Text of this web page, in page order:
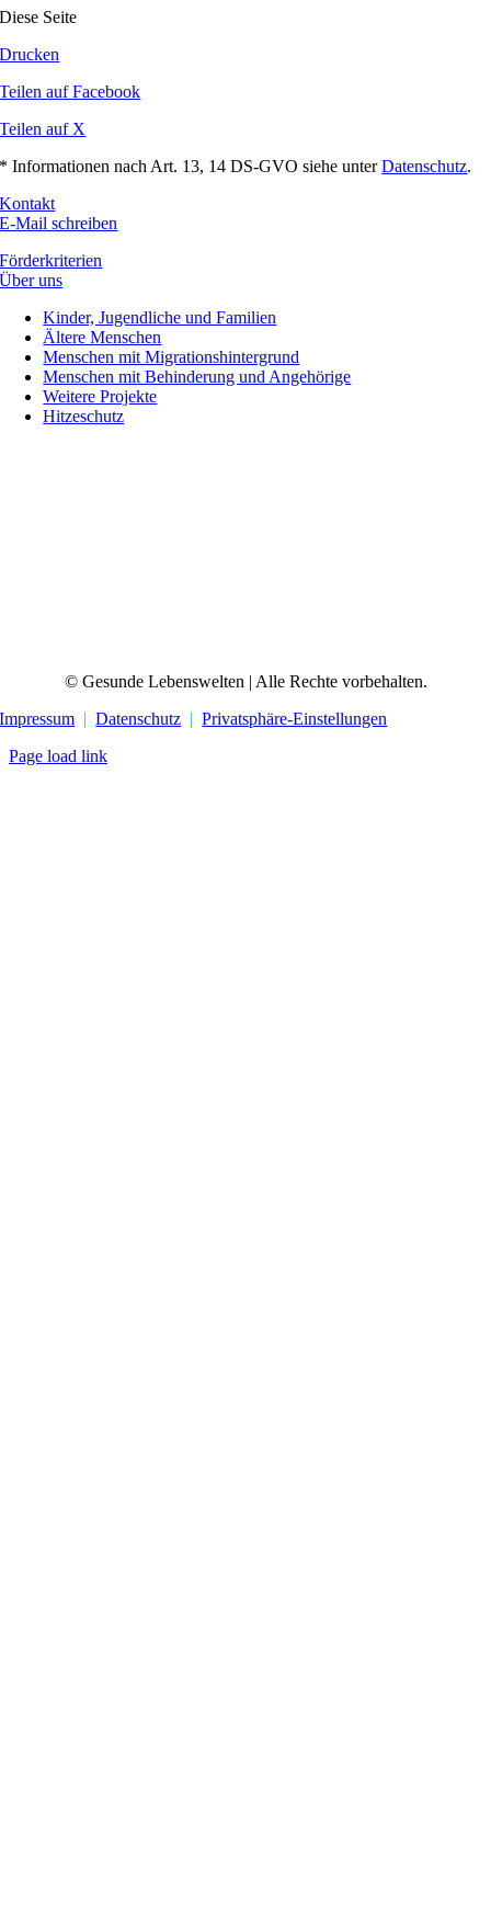
Diese Seite
Drucken
Teilen auf Facebook
Teilen auf X
* Informationen nach Art. 13, 14 DS-GVO siehe unterDatenschutz.
Kontakt
E-Mail schreiben
Förderkriterien
Über uns
Kinder, Jugendliche und Familien
Ältere Menschen
Menschen mit Migrationshintergrund
Menschen mit Behinderung und Angehörige
Weitere Projekte
Hitzeschutz
© Gesunde Lebenswelten | Alle Rechte vorbehalten.
Impressum |Datenschutz |Privatsphäre-Einstellungen
Page load link